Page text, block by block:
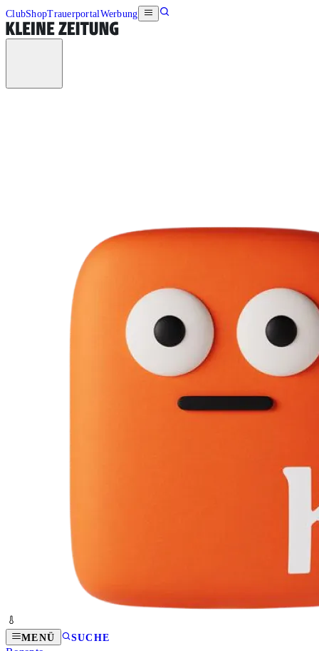
ClubShopTrauerportalWerbung
MENÜ SUCHE